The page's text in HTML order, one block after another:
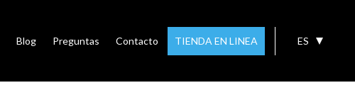
ES
Blog Preguntas Contacto TIENDA EN LINEA